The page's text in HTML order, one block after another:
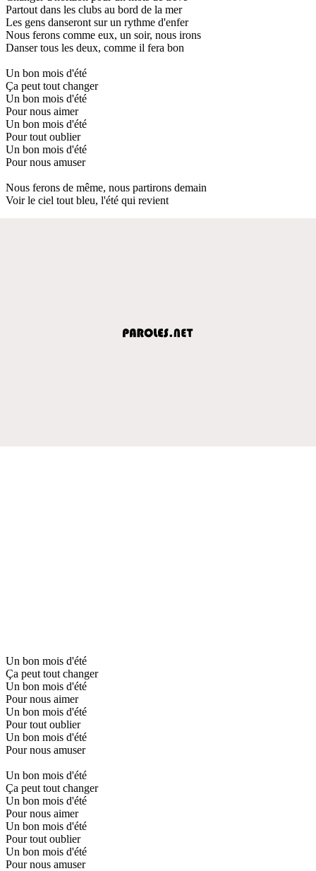
Partout dans les clubs au bord de la mer
Les gens danseront sur un rythme d'enfer
Nous ferons comme eux, un soir, nous irons
Danser tous les deux, comme il fera bon
Un bon mois d'été
Ça peut tout changer
Un bon mois d'été
Pour nous aimer
Un bon mois d'été
Pour tout oublier
Un bon mois d'été
Pour nous amuser
Nous ferons de même, nous partirons demain
Voir le ciel tout bleu, l'été qui revient
Un bon mois d'été
Ça peut tout changer
Un bon mois d'été
Pour nous aimer
Un bon mois d'été
Pour tout oublier
Un bon mois d'été
Pour nous amuser
Un bon mois d'été
Ça peut tout changer
Un bon mois d'été
Pour nous aimer
Un bon mois d'été
Pour tout oublier
Un bon mois d'été
Pour nous amuser